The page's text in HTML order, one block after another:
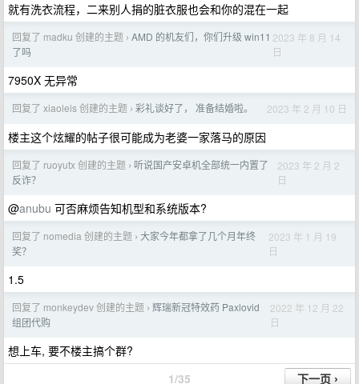
就有洗衣流程，二来别人捐的脏衣服也会和你的混在一起
回复了 madku 创建的主题 › AMD 的机友们，你们升级 win11
了吗
2023 年 8 月 14
日
7950X 无异常
回复了 xiaoleis 创建的主题 › 彩礼谈好了， 准备结婚啦。 2023 年 2 月 10 日
楼主这个炫耀的帖子很可能成为老婆一家落马的原因
回复了 ruoyutx 创建的主题 › 听说国产安卓机全部统一内置了
反诈？
2023 年 2 月 2
日
@anubu 可否麻烦告知机型和系统版本?
回复了 nomedia 创建的主题 › 大家今年都拿了几个月年终
奖？
2023 年 1 月 19
日
1.5
回复了 monkeydev 创建的主题 › 辉瑞新冠特效药 Paxlovid
组团代购
2022 年 12 月 22
日
想上车, 要不楼主搞个群?
1/35